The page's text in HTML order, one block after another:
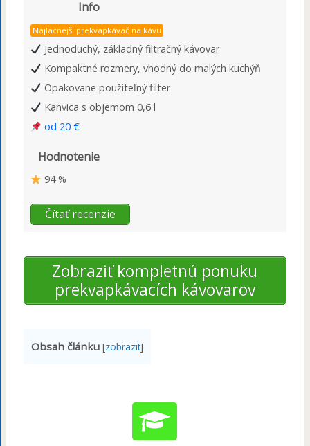
Info
Najlacnejší prekvapkávač na kávu
Jednoduchý, základný filtračný kávovar
Kompaktné rozmery, vhodný do malých kuchýň
Opakovane použiteľný filter
Kanvica s objemom 0,6 l
od 20 €
Hodnotenie
94 %
Čítať recenzie
Zobraziť kompletnú ponuku
prekvapkávacích kávovarov
Obsah článku [zobrazit]